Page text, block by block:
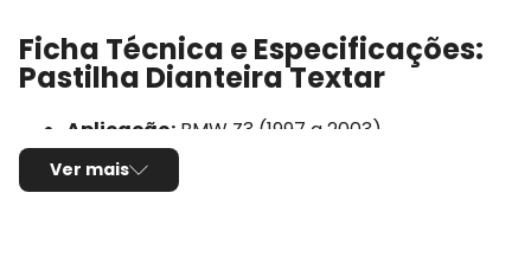
Ficha Técnica e Especificações:
Pastilha Dianteira Textar
Aplicação: BMW Z3 (1997 a 2003)
Detalhes da aplicação:
Posição de Montagem:
Ver mais